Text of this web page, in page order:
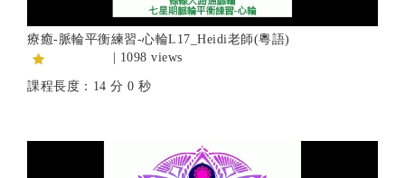
療癒-脈輪平衡練習-心輪L17_Heidi老師(粵語)
| 1098 views
課程長度：14 分 0 秒